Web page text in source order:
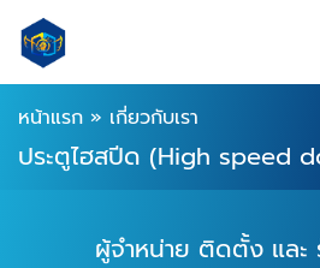
หน้าแรก » เกี่ยวกับเรา
ประตูไฮสปีด (High speed
ผู้จำหน่าย ติดตั้ง แล